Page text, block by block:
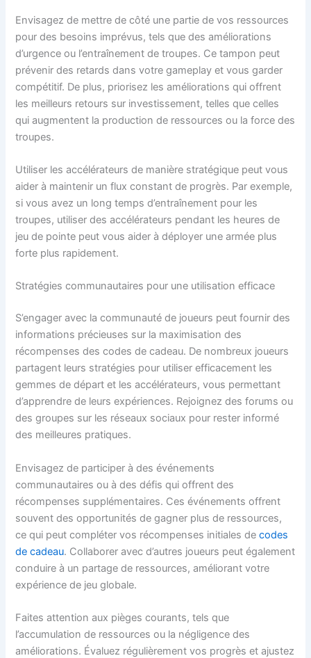
Envisagez de mettre de côté une partie de vos ressources
pour des besoins imprévus, tels que des améliorations
d’urgence ou l’entraînement de troupes. Ce tampon peut
prévenir des retards dans votre gameplay et vous garder
compétitif. De plus, priorisez les améliorations qui offrent
les meilleurs retours sur investissement, telles que celles
qui augmentent la production de ressources ou la force des
troupes.
Utiliser les accélérateurs de manière stratégique peut vous
aider à maintenir un flux constant de progrès. Par exemple,
si vous avez un long temps d’entraînement pour les
troupes, utiliser des accélérateurs pendant les heures de
jeu de pointe peut vous aider à déployer une armée plus
forte plus rapidement.
Stratégies communautaires pour une utilisation efficace
S’engager avec la communauté de joueurs peut fournir des
informations précieuses sur la maximisation des
récompenses des codes de cadeau. De nombreux joueurs
partagent leurs stratégies pour utiliser efficacement les
gemmes de départ et les accélérateurs, vous permettant
d’apprendre de leurs expériences. Rejoignez des forums ou
des groupes sur les réseaux sociaux pour rester informé
des meilleures pratiques.
Envisagez de participer à des événements
communautaires ou à des défis qui offrent des
récompenses supplémentaires. Ces événements offrent
souvent des opportunités de gagner plus de ressources,
ce qui peut compléter vos récompenses initiales decodes
de cadeau. Collaborer avec d’autres joueurs peut également
conduire à un partage de ressources, améliorant votre
expérience de jeu globale.
Faites attention aux pièges courants, tels que
l’accumulation de ressources ou la négligence des
améliorations. Évaluez régulièrement vos progrès et ajustez